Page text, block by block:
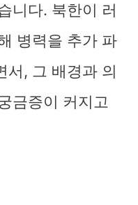
니다. 북한이 러
병력을 추가 파
서, 그 배경과 의
금증이 커지고